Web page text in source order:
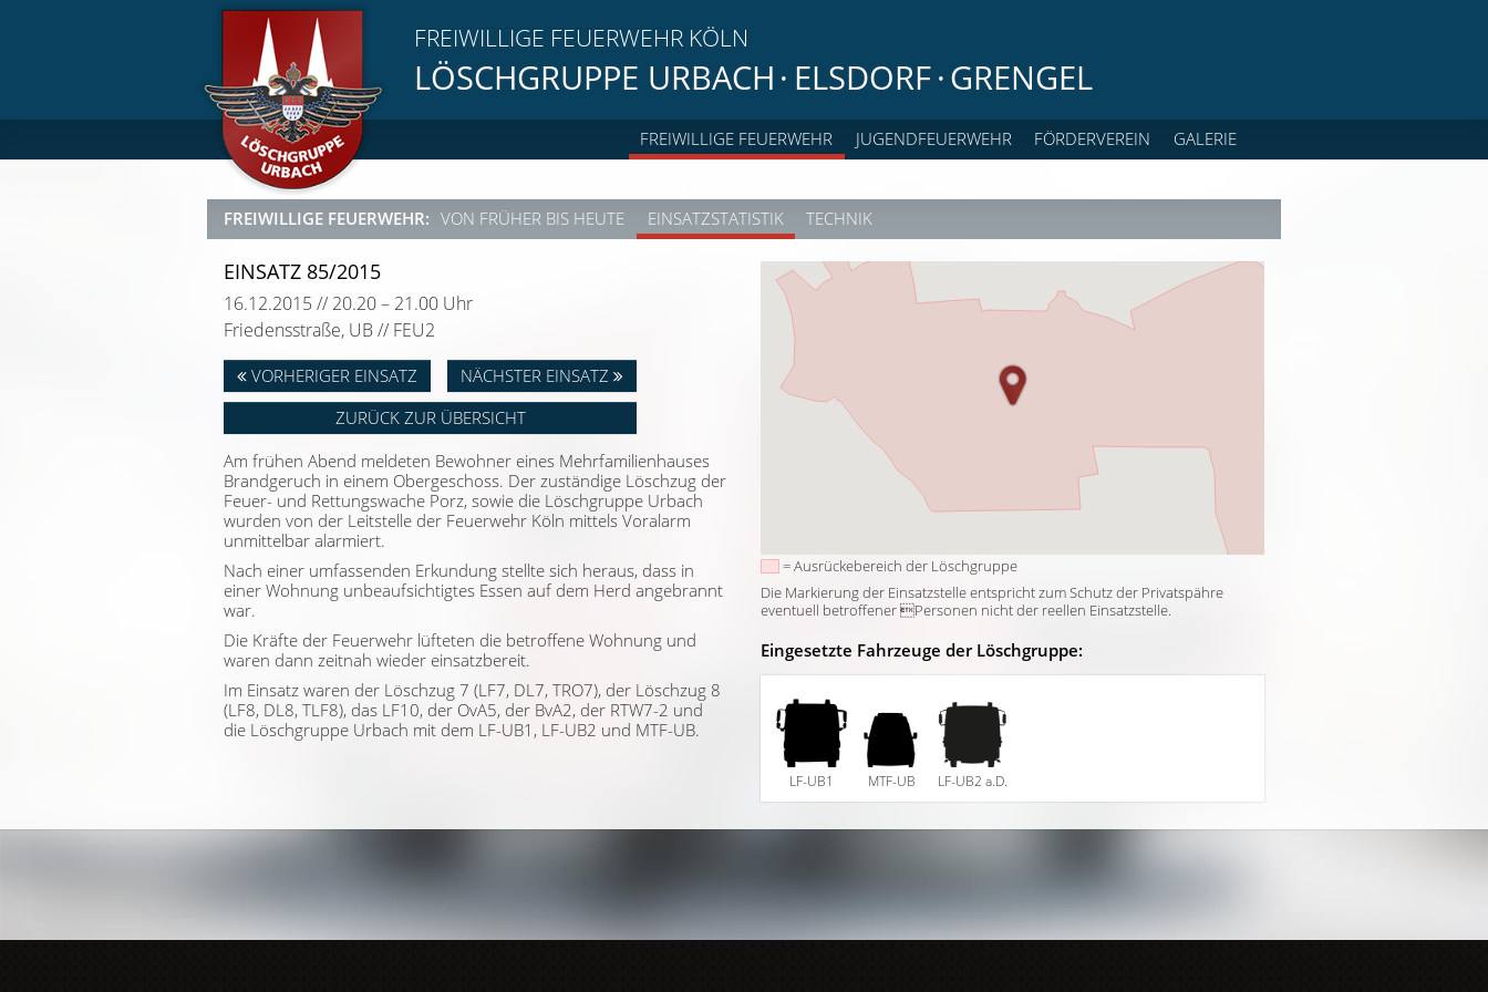
FREIWILLIGE FEUERWEHR KÖLN
LÖSCHGRUPPE URBACH · ELSDORF·GRENGEL
FREIWILLIGE FEUERWEHR JUGENDFEUERWEHR FÖRDERVEREIN GALERIE
FREIWILLIGE FEUERWEHR: VON FRÜHER BIS HEUTE EINSATZSTATISTIK TECHNIK
EINSATZ 85/2015
16.12.2015 // 20.20 – 21.00 Uhr
Friedensstraße, UB // FEU2
VORHERIGER EINSATZ
NÄCHSTER EINSATZ
ZURÜCK ZUR ÜBERSICHT
Am frühen Abend meldeten Bewohner eines Mehrfamilienhauses
Brandgeruch in einem Obergeschoss. Der zuständige Löschzug der
Feuer- und Rettungswache Porz, sowie die Löschgruppe Urbach
wurden von der Leitstelle der Feuerwehr Köln mittels Voralarm
unmittelbar alarmiert.
Nach einer umfassenden Erkundung stellte sich heraus, dass in
einer Wohnung unbeaufsichtigtes Essen auf dem Herd angebrannt
war.
Die Kräfte der Feuerwehr lüfteten die betroffene Wohnung und
waren dann zeitnah wieder einsatzbereit.
Im Einsatz waren der Löschzug 7 (LF7, DL7, TRO7), der Löschzug 8
(LF8, DL8, TLF8), das LF10, der OvA5, der BvA2, der RTW7-2 und
die Löschgruppe Urbach mit dem LF-UB1, LF-UB2 und MTF-UB.
= Ausrückebereich der Löschgruppe
Die Markierung der Einsatzstelle entspricht zum Schutz der Privatspähre
eventuell betroffener Personen nicht der reellen Einsatzstelle.
Eingesetzte Fahrzeuge der Löschgruppe:
LF-UB1 MTF-UB LF-UB2 a.D.